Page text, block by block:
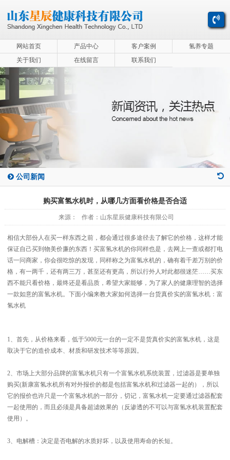
网站首页 产品中心 客户案例
氢养专题
关于我们
在线留言 联系我们
公司新闻
购买富氢水机时，从哪几方面看价格是否合适
来源： 作者：山东星辰健康科技有限公司
相信大部份人在买一样东西之前，都会通过很多途径去了解它的价格，这样才能
保证自己买到物美价廉的东西！买富氢水机的你同样也是，去网上一查或都打电
话一问商家，你会很吃惊的发现，同样称之为富氢水机的，确有着千差万别的价
格，有一两千，还有两三万，甚至还有更高，所以行外人对此都很迷茫……买东
西不能只看价格，最终还是看品质，希望大家能够，为了家人的健康理智的选择
一款如意的富氢水机。下面小编来教大家如何选择一台货真价实的富氢水机：富
氢水机
1、首先，从价格来看，低于5000元一台的一定不是货真价实的富氢水机，这是
取决于它的造价成本、材质和研发技术等等原因。
2、市场上大部分品牌的富氢水机只有一个富氢水机系统装置，过滤器是要单独
购买(新康富氢水机所有对外报价的都是包括富氢水机和过滤器一起的），所以
它的报价也许只是一个富氢水机的一部分，切记，富氢水机一定要通过滤器配套
一起使用的，而且必须是具备超滤效果的（反渗透的不可以与富氢水机装置配套
使用）。
3、电解槽：决定是否电解的水质好坏，以及使用寿命的长短。